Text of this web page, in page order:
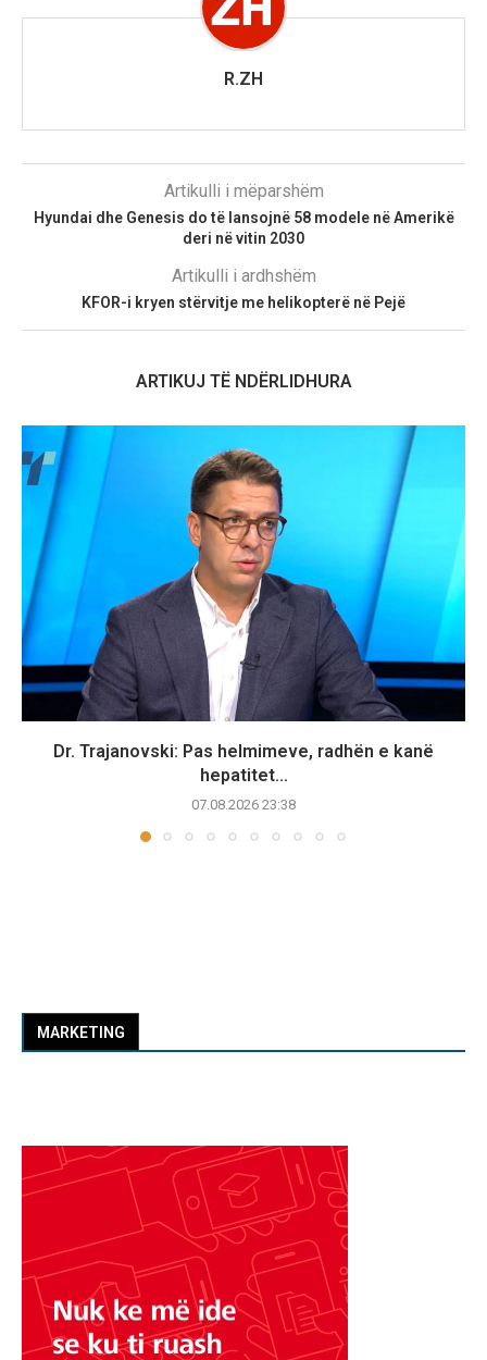
R.ZH
Artikulli i mëparshëm
Hyundai dhe Genesis do të lansojnë 58 modele në Amerikë
deri në vitin 2030
Artikulli i ardhshëm
KFOR-i kryen stërvitje me helikopterë në Pejë
ARTIKUJ TË NDËRLIDHURA
Dr. Trajanovski: Pas helmimeve, radhën e kanë
hepatitet...
07.08.2026 23:38
MARKETING